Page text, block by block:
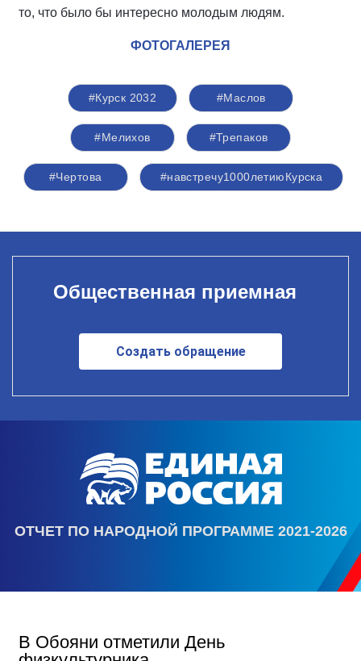
то, что было бы интересно молодым людям.
ФОТОГАЛЕРЕЯ
#Курск 2032 #Маслов
#Мелихов #Трепаков
#Чертова #навстречу1000летиюКурска
Общественная приемная
Создать обращение
ОТЧЕТ ПО НАРОДНОЙ ПРОГРАММЕ 2021-2026
В Обояни отметили День